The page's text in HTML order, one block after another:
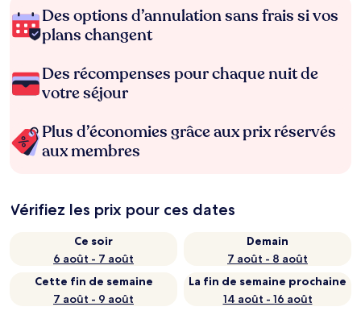
Des options d’annulation sans frais si vos
plans changent
Des récompenses pour chaque nuit de
votre séjour
Plus d’économies grâce aux prix réservés
aux membres
Vérifiez les prix pour ces dates
Ce soir
6 août - 7 août
Demain
7 août - 8 août
Cette fin de semaine
7 août - 9 août
La fin de semaine prochaine
14 août - 16 août